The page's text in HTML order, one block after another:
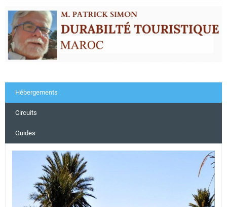
Hébergements
Circuits
Guides